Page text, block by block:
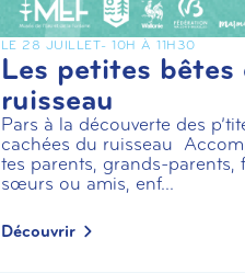
LE 28 JUILLET- 10H À 11H30
Les petites bêtes
ruisseau
Pars à la découverte des
cachées du ruisseau
tes parents, grands-parents,
sœurs ou amis, enf...
Découvrir